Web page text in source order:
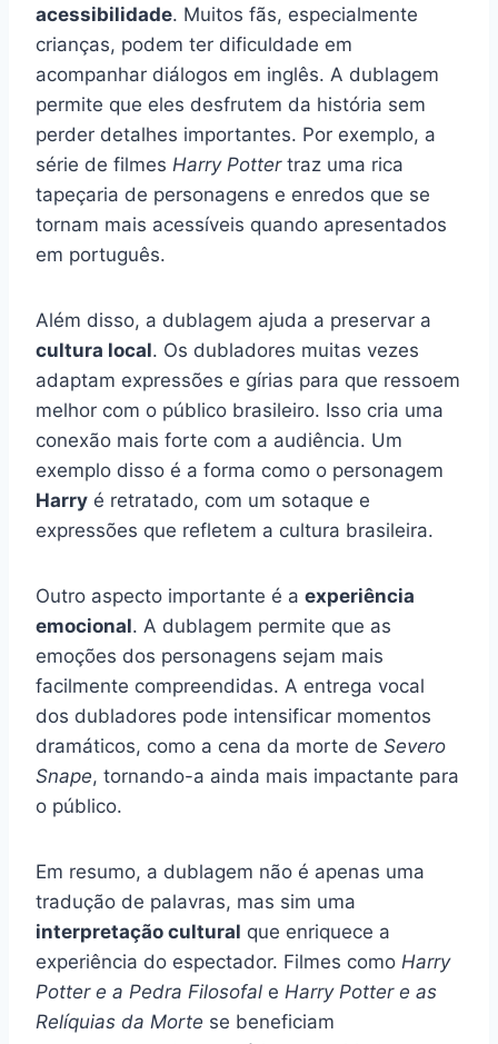
acessibilidade. Muitos fãs, especialmente
crianças, podem ter dificuldade em
acompanhar diálogos em inglês. A dublagem
permite que eles desfrutem da história sem
perder detalhes importantes. Por exemplo, a
série de filmes Harry Pottertraz uma rica
tapeçaria de personagens e enredos que se
tornam mais acessíveis quando apresentados
em português.
Além disso, a dublagem ajuda a preservar a
cultura local. Os dubladores muitas vezes
adaptam expressões e gírias para que ressoem
melhor com o público brasileiro. Isso cria uma
conexão mais forte com a audiência. Um
exemplo disso é a forma como o personagem
Harry é retratado, com um sotaque e
expressões que refletem a cultura brasileira.
Outro aspecto importante é a experiência
emocional. A dublagem permite que as
emoções dos personagens sejam mais
facilmente compreendidas. A entrega vocal
dos dubladores pode intensificar momentos
dramáticos, como a cena da morte de Severo
Snape, tornando-a ainda mais impactante para
o público.
Em resumo, a dublagem não é apenas uma
tradução de palavras, mas sim uma
interpretação cultural que enriquece a
experiência do espectador. Filmes como Harry
Potter e a Pedra Filosofal e Harry Potter e as
Relíquias da Morte se beneficiam